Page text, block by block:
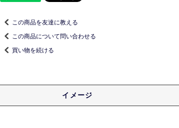
この商品を友達に教える
この商品について問い合わせる
買い物を続ける
イメージ